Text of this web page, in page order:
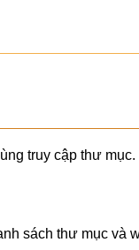
truy cập thư mục.
sách thư mục